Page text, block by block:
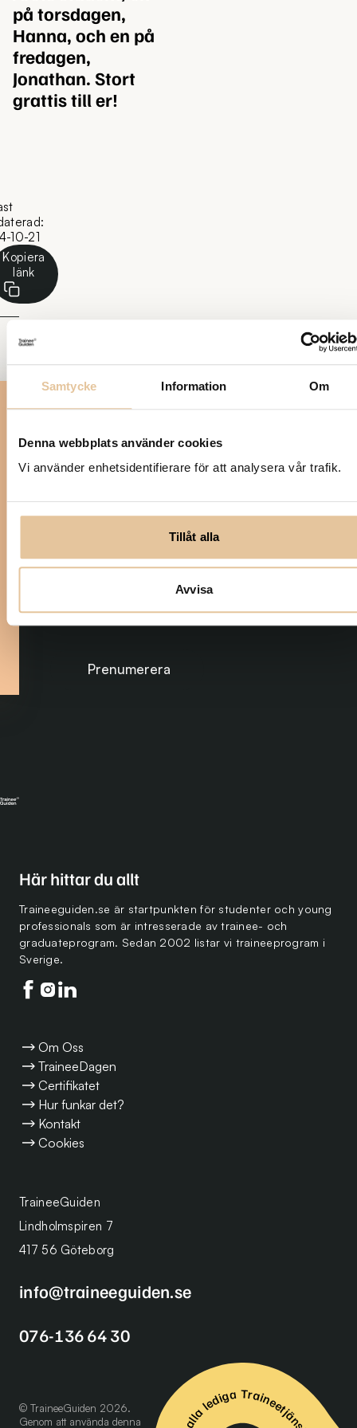
Samtycke Information Om
Denna webbplats använder cookies
Vi använder enhetsidentifierare för att analysera vår trafik.
Tillåt alla
Avvisa
på torsdagen,
Hanna, och en på
fredagen,
Jonathan. Stort
grattis till er!
10-21
Kopiera
länk
Prenumerera på nya
Var först med att få veta när
det kommer en ny
vårt nyhetsbrev:
Skriv din mejladress*
Här hittar du allt
Traineeguiden.se är startpunkten för studenter och young
professionals som är intresserade av trainee- och
graduateprogram. Sedan 2002 listar vi traineeprogram i
Sverige.
Följ oss på facebook
Följ oss på instagram
Följ oss på linkedin
TraineeGuiden
Lindholmspiren 7
417 56 Göteborg
info@traineeguiden.se
076-136 64 30
Om Oss
TraineeDagen
Certifikatet
Hur funkar det?
Kontakt
Cookies
© TraineeGuiden 2026.
Genom att använda denna
Se alla lediga Traineetjänster